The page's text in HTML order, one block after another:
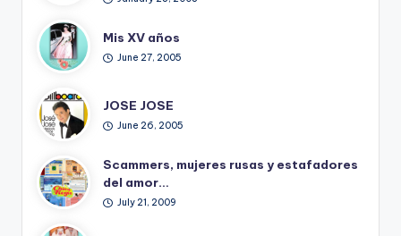
Mis XV años
June 27, 2005
JOSE JOSE
June 26, 2005
Scammers, mujeres rusas y estafadores
del amor…
July 21, 2009